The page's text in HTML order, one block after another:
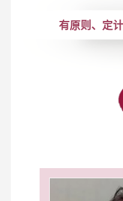
有原则、定